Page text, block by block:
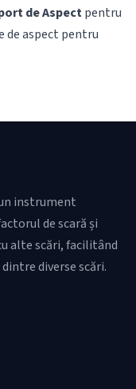
de Aspectpentru
de aspect pentru
instrument
de scară și
alte scări, facilitând
diverse scări.